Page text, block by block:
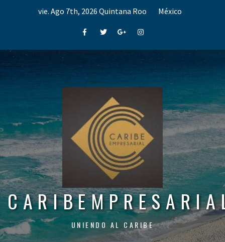
vie. Ago 7th, 2026 Quintana Roo México
FacebookTwitterGoogle+Instagram
UNIENDO AL CARIBE